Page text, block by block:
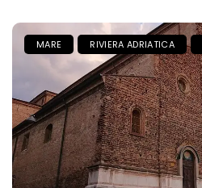
MARE RIVIERA ADRIATICA